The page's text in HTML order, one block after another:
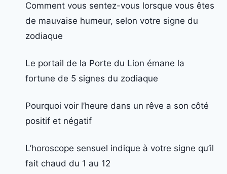
Comment vous sentez-vous lorsque vous êtes
de mauvaise humeur, selon votre signe du
zodiaque
Le portail de la Porte du Lion émane la
fortune de 5 signes du zodiaque
Pourquoi voir l’heure dans un rêve a son côté
positif et négatif
L’horoscope sensuel indique à votre signe qu’il
fait chaud du 1 au 12